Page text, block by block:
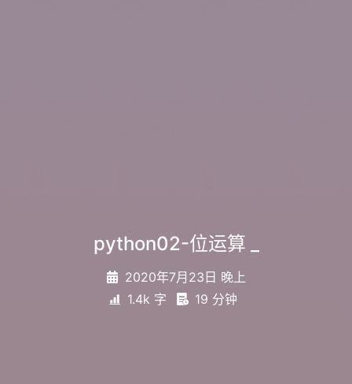
python02-位运算
2020年7月23日 晚上
1.4k 字
19 分钟